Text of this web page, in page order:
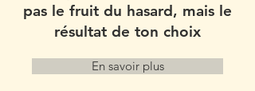
pas le fruit du hasard, mais le
résultat de ton choix
En savoir plus